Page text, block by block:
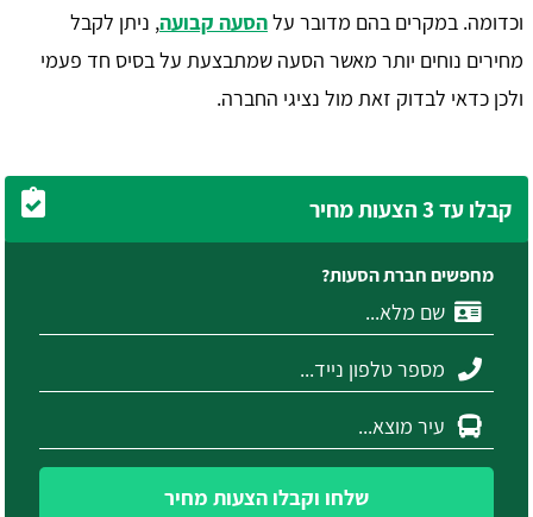
וכדומה. במקרים בהם מדובר עלהסעה קבועה, ניתן לקבל
מחירים נוחים יותר מאשר הסעה שמתבצעת על בסיס חד פעמי
ולכן כדאי לבדוק זאת מול נציגי החברה.
קבלו עד 3 הצעות מחיר
מחפשים חברת הסעות?
שלחו וקבלו הצעות מחיר